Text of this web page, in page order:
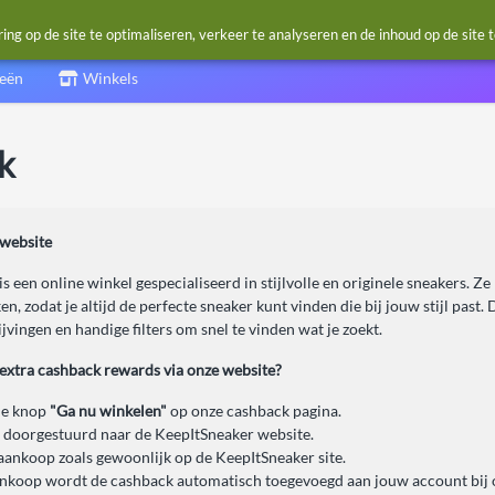
Winkels
een online winkel gespecialiseerd in stijlvolle en originele sneakers.
zodat je altijd de perfecte sneaker kunt vinden die bij jouw stijl
en handige filters om snel te vinden wat je zoekt.
cashback rewards via onze website?
knop "Ga nu winkelen" op onze cashback pagina.
naar de KeepItSneaker website.
zoals gewoonlijk op de KeepItSneaker site.
wordt de cashback automatisch toegevoegd aan jouw account bij
op de site te optimaliseren, verkeer te analyseren en de inhoud op de